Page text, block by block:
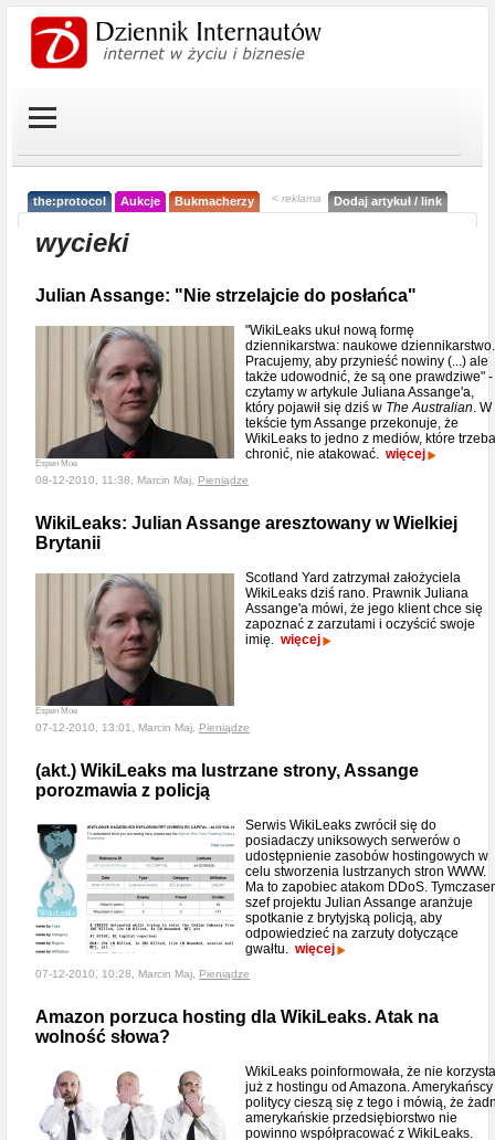
the:protocol Aukcje Bukmacherzy < reklama Dodaj artykuł / link
wycieki
Julian Assange: "Nie strzelajcie do posłańca"
Espen Moe
"WikiLeaks ukuł nową formę
dziennikarstwa: naukowe dziennikarstwo.
Pracujemy, aby przynieść nowiny (...) ale
także udowodnić, że są one prawdziwe" -
czytamy w artykule Juliana Assange'a,
który pojawił się dziś w The Australian. W
tekście tym Assange przekonuje, że
WikiLeaks to jedno z mediów, które trzeba
chronić, nie atakować. więcej
08-12-2010, 11:38, Marcin Maj, Pieniądze
WikiLeaks: Julian Assange aresztowany w Wielkiej
Brytanii
Espen Moe
Scotland Yard zatrzymał założyciela
WikiLeaks dziś rano. Prawnik Juliana
Assange'a mówi, że jego klient chce się
zapoznać z zarzutami i oczyścić swoje
imię. więcej
07-12-2010, 13:01, Marcin Maj, Pieniądze
(akt.) WikiLeaks ma lustrzane strony, Assange
porozmawia z policją
Serwis WikiLeaks zwrócił się do
posiadaczy uniksowych serwerów o
udostępnienie zasobów hostingowych w
celu stworzenia lustrzanych stron WWW.
Ma to zapobiec atakom DDoS.
szef projektu Julian Assange aranżuje
spotkanie z brytyjską policją, aby
odpowiedzieć na zarzuty dotyczące
gwałtu. więcej
07-12-2010, 10:28, Marcin Maj, Pieniądze
Amazon porzuca hosting dla WikiLeaks. Atak na
wolność słowa?
WikiLeaks poinformowała, że nie korzysta
już z hostingu od Amazona. Amerykańscy
politycy cieszą się z tego i mówią, że
amerykańskie przedsiębiorstwo nie
powinno współpracować z WikiLeaks.